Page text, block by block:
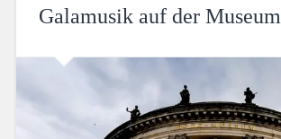
Galamusik auf der